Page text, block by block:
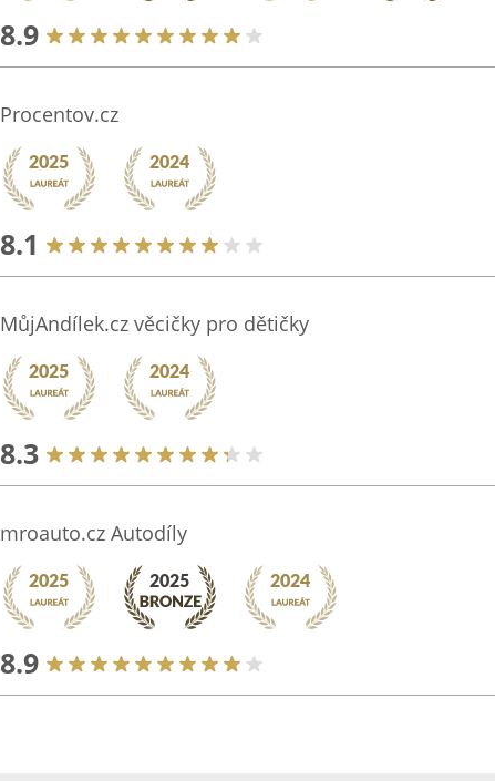
8.9
Procentov.cz
8.1
MůjAndílek.cz věcičky pro dětičky
8.3
mroauto.cz Autodíly
8.9